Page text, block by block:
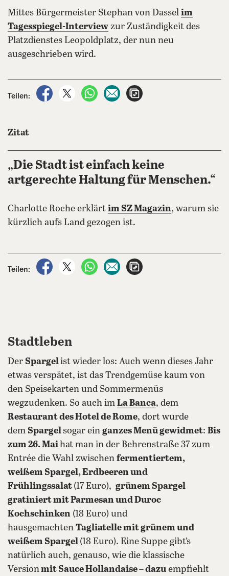
Mittes Bürgermeister Stephan von Dassel im
Tagesspiegel-Interview zur Zuständigkeit des
Platzdienstes Leopoldplatz, der nun neu
ausgeschrieben wird.
Teilen:
auf Facebook teilen
auf X teilenper WhatsApp teilen
per E-Mail teilen
Zitat
„Die Stadt ist einfach keine
artgerechte Haltung für Menschen.“
Charlotte Roche erklärt im SZ Magazin, warum sie
kürzlich aufs Land gezogen ist.
Teilen:
auf Facebook teilen
auf X teilenper WhatsApp teilen
per E-Mail teilen
Stadtleben
Der Spargelist wieder los: Auch wenn dieses Jahr
etwas verspätet, ist das Trendgemüse kaum von
den Speisekarten und Sommermenüs
wegzudenken. So auch im La Banca, dem
Restaurant des Hotel de Rome, dort wurde
dem Spargelsogar ein ganzes Menü gewidmet: Bis
zum 26. Maihat man in der Behrenstraße 37 zum
Entrée die Wahl zwischen fermentiertem,
weißem Spargel, Erdbeeren und
Frühlingssalat (17 Euro), grünem Spargel
gratiniert mit Parmesan und Duroc
Kochschinken (18 Euro) und
hausgemachten Tagliatelle mit grünem und
weißem Spargel (18 Euro). Eine Suppe gibt’s
natürlich auch, genauso, wie die klassische
Versionmit Sauce Hollandaise–dazu empfiehlt